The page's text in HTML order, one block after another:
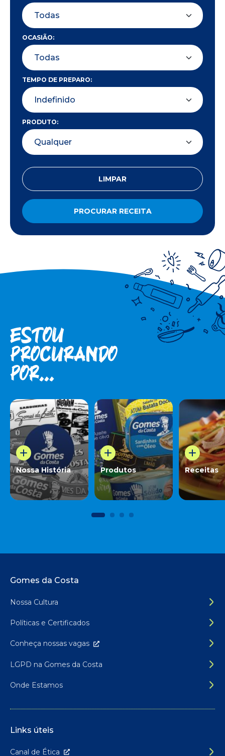
OCASIÃO:
TEMPO DE PREPARO:
PRODUTO:
LIMPAR
PROCURAR RECEITA
Estou
procuran­do
por...
Nossa História Produtos Receitas
Rodapé do site
Gomes da Costa
Nossa Cultura
Políticas e Certificados
Conheça nossas vagas
LGPD na Gomes da Costa
Onde Estamos
Links úteis
Canal de Ética